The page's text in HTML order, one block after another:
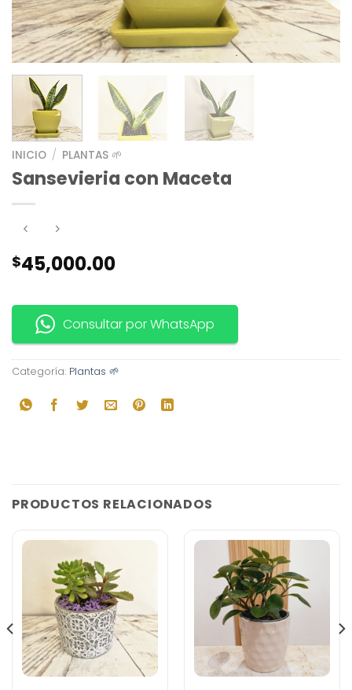
INICIO / PLANTAS 🌱
Sansevieria con Maceta
$45,000.00
Consultar por WhatsApp
Categoría: Plantas 🌱
PRODUCTOS RELACIONADOS